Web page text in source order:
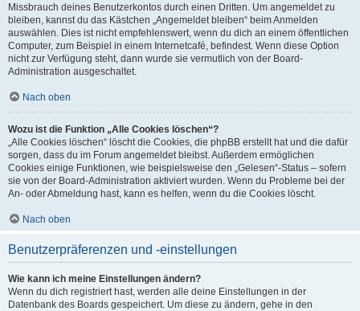
Missbrauch deines Benutzerkontos durch einen Dritten. Um angemeldet zu
bleiben, kannst du das Kästchen „Angemeldet bleiben“ beim Anmelden
auswählen. Dies ist nicht empfehlenswert, wenn du dich an einem öffentlichen
Computer, zum Beispiel in einem Internetcafé, befindest. Wenn diese Option
nicht zur Verfügung steht, dann wurde sie vermutlich von der Board-
Administration ausgeschaltet.
Nach oben
Wozu ist die Funktion „Alle Cookies löschen“?
„Alle Cookies löschen“ löscht die Cookies, die phpBB erstellt hat und die dafür
sorgen, dass du im Forum angemeldet bleibst. Außerdem ermöglichen
Cookies einige Funktionen, wie beispielsweise den „Gelesen“-Status – sofern
sie von der Board-Administration aktiviert wurden. Wenn du Probleme bei der
An- oder Abmeldung hast, kann es helfen, wenn du die Cookies löscht.
Nach oben
Benutzerpräferenzen und -einstellungen
Wie kann ich meine Einstellungen ändern?
Wenn du dich registriert hast, werden alle deine Einstellungen in der
Datenbank des Boards gespeichert. Um diese zu ändern, gehe in den